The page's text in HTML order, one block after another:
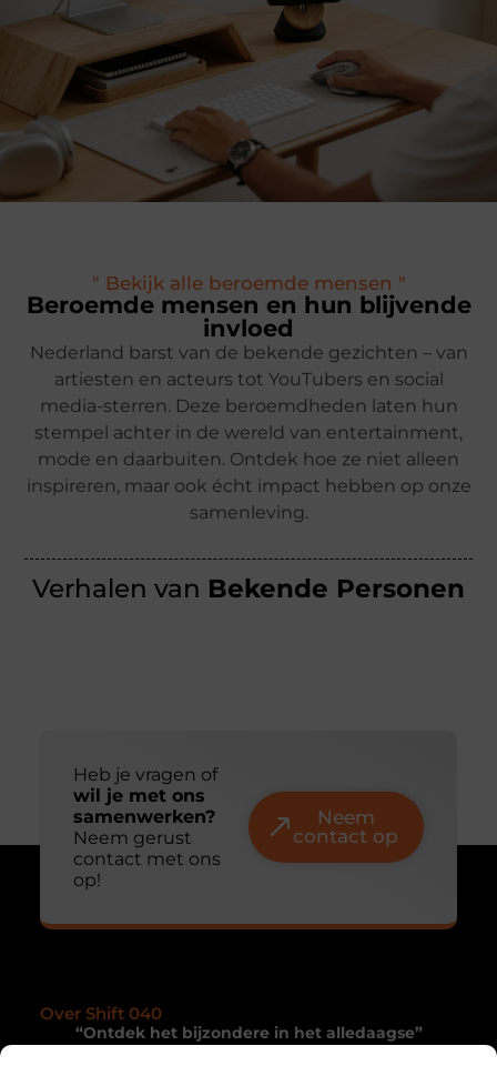
" Bekijk alle beroemde mensen "
Beroemde mensen en hun blijvende
invloed
Nederland barst van de bekende gezichten – van
artiesten en acteurs tot YouTubers en social
media-sterren. Deze beroemdheden laten hun
stempel achter in de wereld van entertainment,
mode en daarbuiten. Ontdek hoe ze niet alleen
inspireren, maar ook écht impact hebben op onze
samenleving.
Verhalen van Bekende Personen
Heb je vragen of
wil je met ons
samenwerken?
Neem gerust
contact met ons
op!
Neem
contact op
Over Shift 040
“Ontdek het bijzondere in het alledaagse”